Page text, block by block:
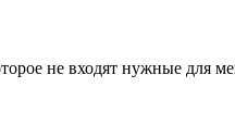
не входят нужные для